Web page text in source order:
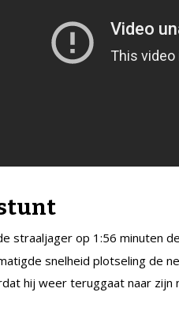
straaljager op 1:56 minuten
snelheid plotseling de
hij weer teruggaat naar zijn